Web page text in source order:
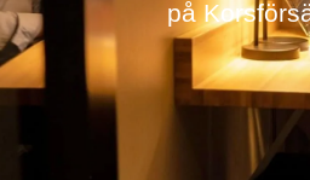
på